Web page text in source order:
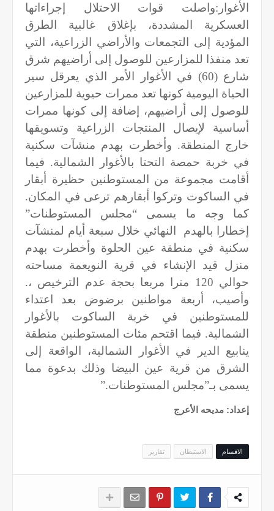
الأغوار:واصلت قوات الاحتلال إجراءاتها
العسكرية المشددة، بإغلاق غالبية الطرق
المؤدية إلى التجمعات والأراضي الزراعية، التي
تعد منفذا للمزارعين للوصول إلى أراضيهم شرق
شارع (60) في الأغوار الأمر الذي يعرقل سير
الحياة اليومية كونها تعد ممرات حيوية للمزارعين
للوصول إلى أراضيهم، إضافة إلى كونها ممرات
أساسية لإيصال المنتجات الزراعية وتسويقها
خارج المنطقة. وأخطرت بهدم منشآت سكنية
في خربة حمصة التحتا بالأغوار الشمالية. فيما
أقامت مجموعة من المستوطنين حظيرة أبقار
في الساكوت وتركوا أبقارهم ترعى في المكان.
كما وجه ما يسمى “مجلس المستوطنات”
إخطارا بالهدم
النهائي خلال سبعة أيام لمنشآت
سكنية في منطقة عين الحلوة وأخطرت بهدم
منزل قيد الإنشاء في قرية النويعمة مساحته
حوالي 120 مترا مربعا بحجة عدم الترخيص ،.
وأصيب، أربعة مواطنين برضوض بعد اعتداء
للمستوطنين في خربة الساكوت بالأغوار
الشمالية. فيما اقتحم مئات المستوطنين منطقة
ينابيع الدير في الأغوار الشمالية، الواقعة إلى
الشرق من قرية عين البيضا وذلك بدعوة مما
يسمى بـ”مجلس المستوطنات”.
إعداد: مديحه الأعرج
الاقسام الاستيطان تقارير